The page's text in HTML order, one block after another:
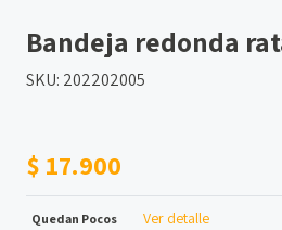
Bandeja redonda
SKU: 202202005
$ 17.900
Quedan Pocos Ver detalle